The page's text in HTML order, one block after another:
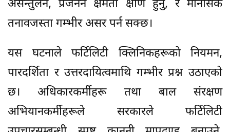
असन्तुलन, प्रजनन क्षमता क्षीण हुनु, र मानसिक
तनावजस्ता गम्भीर असर पर्न सक्छ।
यस घटनाले फर्टिलिटी क्लिनिकहरूको नियमन,
पारदर्शिता र उत्तरदायित्वमाथि गम्भीर प्रश्न उठाएको
छ। अधिकारकर्मीहरू तथा बाल संरक्षण
अभियानकर्मीहरूले सरकारले फर्टिलिटी